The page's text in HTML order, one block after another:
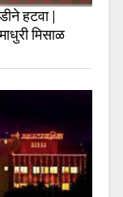
हटवा |
मिसाळ